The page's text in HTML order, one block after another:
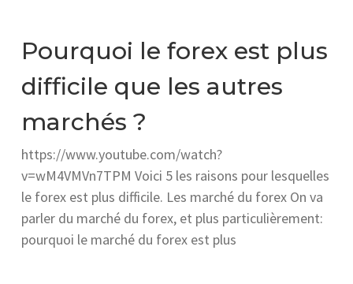
Pourquoi le forex est plus
difficile que les autres
marchés ?
https://www.youtube.com/watch?
v=wM4VMVn7TPM Voici 5 les raisons pour lesquelles
le forex est plus difficile. Les marché du forex On va
parler du marché du forex, et plus particulièrement:
pourquoi le marché du forex est plus